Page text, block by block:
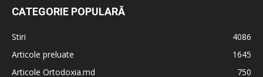
CATEGORIE POPULARĂ
Stiri
4086
Articole preluate
1645
Articole Ortodoxia.md
750